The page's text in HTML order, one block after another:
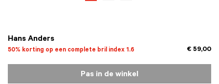
Hans Anders
50% korting op een complete bril index 1.6 € 59,00
Pas in de winkel